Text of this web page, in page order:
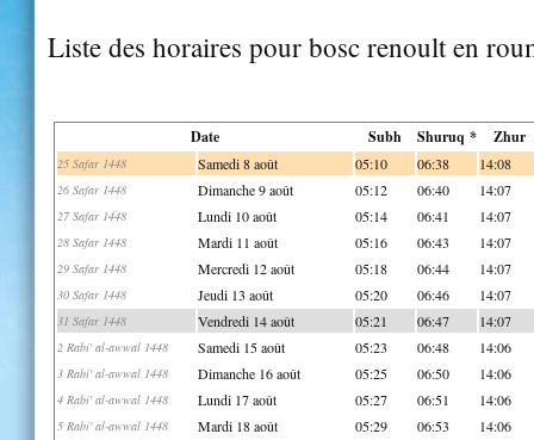
Liste des horaires pour bosc renoult en
Date Subh Shuruq * Zhur
25 Safar 1448 Samedi 8 août 05:10 06:38 14:08
26 Safar 1448 Dimanche 9 août 05:12 06:40 14:07
27 Safar 1448 Lundi 10 août 05:14 06:41 14:07
28 Safar 1448 Mardi 11 août 05:16 06:43 14:07
29 Safar 1448 Mercredi 12 août 05:18 06:44 14:07
30 Safar 1448 Jeudi 13 août 05:20 06:46 14:07
31 Safar 1448 Vendredi 14 août 05:21 06:47 14:07
2 Rabi' al-awwal 1448 Samedi 15 août 05:23 06:48 14:06
3 Rabi' al-awwal 1448 Dimanche 16 août 05:25 06:50 14:06
4 Rabi' al-awwal 1448 Lundi 17 août 05:27 06:51 14:06
5 Rabi' al-awwal 1448 Mardi 18 août 05:29 06:53 14:06